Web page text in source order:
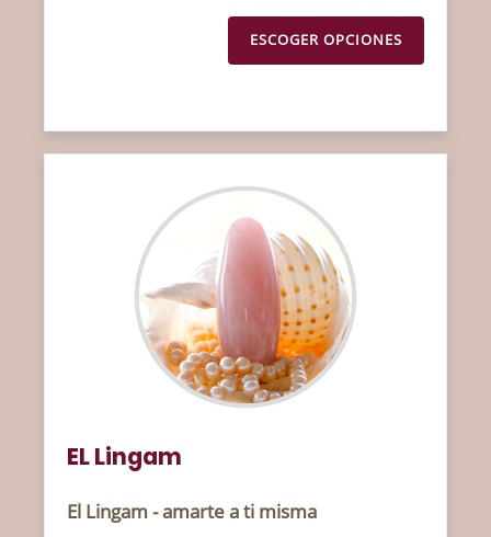
ESCOGER OPCIONES
EL Lingam
El Lingam - amarte a ti misma